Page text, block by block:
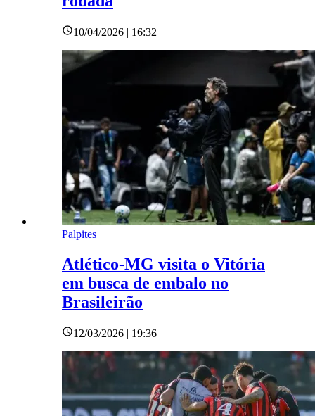
10/04/2026 | 16:32
Palpites
Atlético-MG visita o Vitória
em busca de embalo no
Brasileirão
12/03/2026 | 19:36